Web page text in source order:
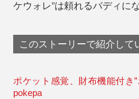
ケウォレ”は頼れるバディに
このストーリーで紹介して
ポケット感覚、財布機能付き
pokepa